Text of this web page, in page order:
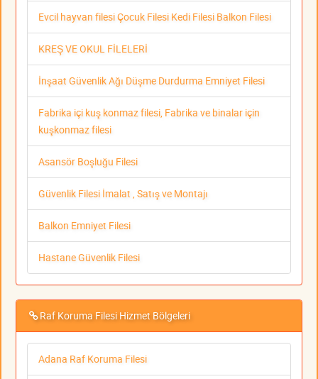
Evcil hayvan filesi Çocuk Filesi Kedi Filesi Balkon Filesi
KREŞ VE OKUL FİLELERİ
İnşaat Güvenlik Ağı Düşme Durdurma Emniyet Filesi
Fabrika içi kuş konmaz filesi, Fabrika ve binalar için
kuşkonmaz filesi
Asansör Boşluğu Filesi
Güvenlik Filesi İmalat , Satış ve Montajı
Balkon Emniyet Filesi
Hastane Güvenlik Filesi
Raf Koruma Filesi Hizmet Bölgeleri
Adana Raf Koruma Filesi